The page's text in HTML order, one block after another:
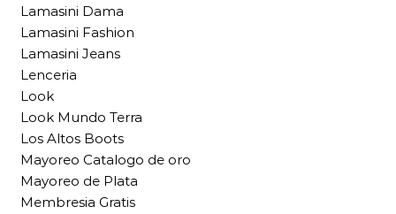
Lamasini Dama
Lamasini Fashion
Lamasini Jeans
Lenceria
Look
Look Mundo Terra
Los Altos Boots
Mayoreo Catalogo de oro
Mayoreo de Plata
Membresia Gratis